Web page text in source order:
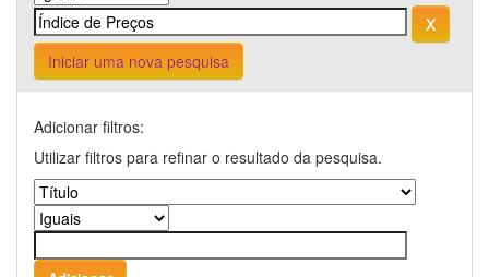
Iniciar uma nova pesquisa
Adicionar filtros:
Utilizar filtros para refinar o resultado da pesquisa.